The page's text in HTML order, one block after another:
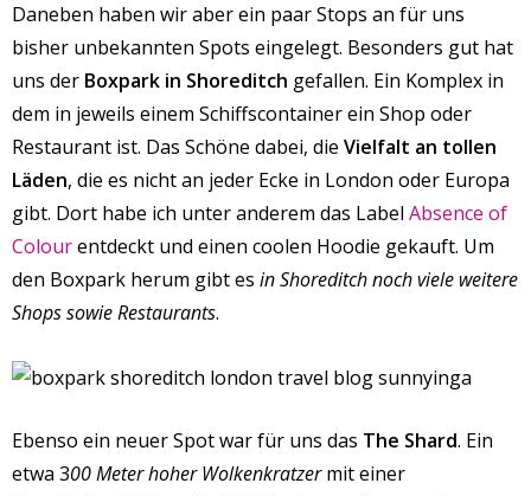
Daneben haben wir aber ein paar Stops an für uns
bisher unbekannten Spots eingelegt. Besonders gut hat
uns der Boxpark in Shoreditch gefallen. Ein Komplex in
dem in jeweils einem Schiffscontainer ein Shop oder
Restaurant ist. Das Schöne dabei, die Vielfalt an tollen
Läden, die es nicht an jeder Ecke in London oder Europa
gibt. Dort habe ich unter anderem das Label Absence of
Colourentdeckt und einen coolen Hoodie gekauft. Um
den Boxpark herum gibt es in Shoreditch noch viele weitere
Shops sowie Restaurants.
Ebenso ein neuer Spot war für uns das The Shard. Ein
etwa 300 Meter hoher Wolkenkratzermit einer